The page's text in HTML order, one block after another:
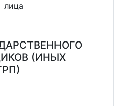
лица
(ИНЫХ